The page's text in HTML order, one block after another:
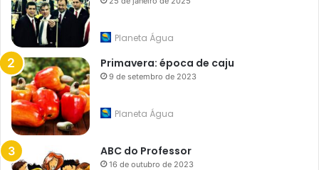
Planeta Água
Primavera: época de caju
9 de setembro de 2023
Planeta Água
ABC do Professor
16 de outubro de 2023